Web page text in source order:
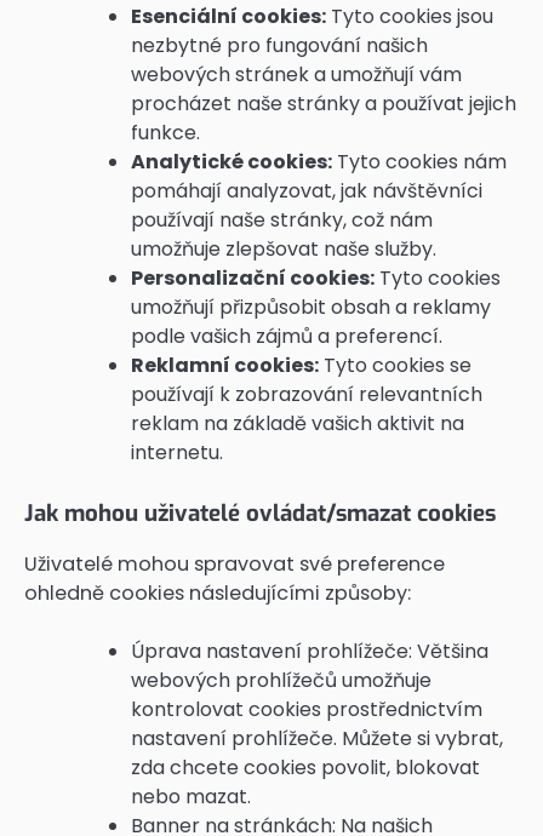
Esenciální cookies: Tyto cookies jsou
nezbytné pro fungování našich
webových stránek a umožňují vám
procházet naše stránky a používat jejich
funkce.
Analytické cookies: Tyto cookies nám
pomáhají analyzovat, jak návštěvníci
používají naše stránky, což nám
umožňuje zlepšovat naše služby.
Personalizační cookies: Tyto cookies
umožňují přizpůsobit obsah a reklamy
podle vašich zájmů a preferencí.
Reklamní cookies: Tyto cookies se
používají k zobrazování relevantních
reklam na základě vašich aktivit na
internetu.
Jak mohou uživatelé ovládat/smazat cookies
Uživatelé mohou spravovat své preference
ohledně cookies následujícími způsoby:
Úprava nastavení prohlížeče: Většina
webových prohlížečů umožňuje
kontrolovat cookies prostřednictvím
nastavení prohlížeče. Můžete si vybrat,
zda chcete cookies povolit, blokovat
nebo mazat.
Banner na stránkách: Na našich